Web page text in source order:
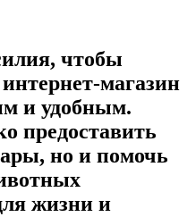
чтобы
магазин
и удобным.
предоставить
но и помочь
жизни и